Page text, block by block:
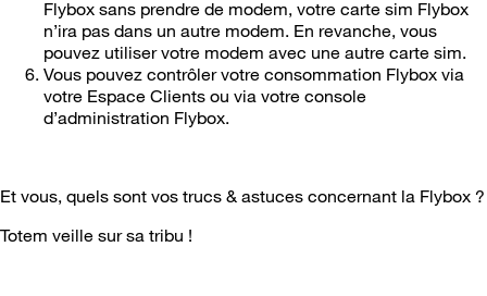
Flybox sans prendre de modem, votre carte sim Flybox
n’ira pas dans un autre modem. En revanche, vous
pouvez utiliser votre modem avec une autre carte sim.
Vous pouvez contrôler votre consommation Flybox via
votre Espace Clients ou via votre console
d’administration Flybox.
Et vous, quels sont vos trucs & astuces concernant la Flybox ?
Totem veille sur sa tribu !